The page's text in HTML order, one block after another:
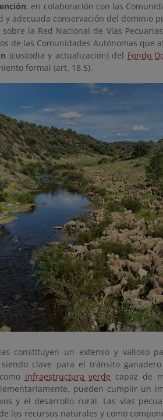
, en colaboración con las
y adecuada conservación del dominio
sobre la Red Nacional de Vías
de las Comunidades Autónomas que
(custodia y actualización) del Fondo
formal (art. 18.5).
constituyen un extenso y valioso
clave para el tránsito
infraestructura verde capaz de
pueden cumplir un
y el desarrollo rural. Las vías
los recursos naturales y como